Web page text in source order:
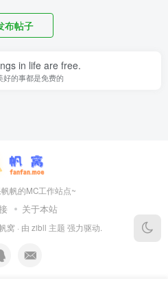
布帖子
in life are free.
好的事都是免费的
帆的MC工作站点~
关于本站
窝· 由 zibll 主题 强力驱动.